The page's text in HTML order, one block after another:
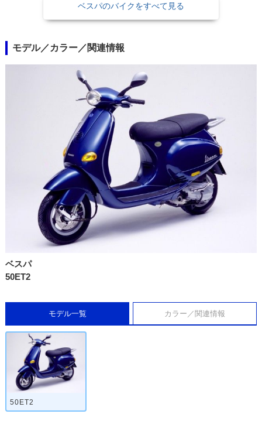
ベスパのバイクをすべて見る
モデル／カラー／関連情報
ベスパ
50ET2
モデル一覧 カラー／関連情報
50ET2